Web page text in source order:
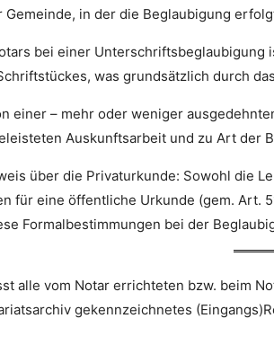
in der die Beglaubigung
bei einer
was grundsätzlich durch
einer – mehr oder weniger
Auskunftsarbeit und zu Art der
über die Privaturkunde: Sowohl die
für eine öffentliche Urkunde (gem. Art.
Formalbestimmungen bei der
alle vom Notar errichteten bzw. beim
gekennzeichnetes